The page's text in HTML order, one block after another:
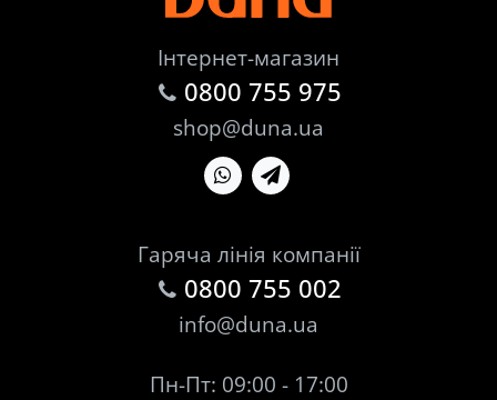
Інтернет-магазин
0800 755 975
shop@duna.ua
Гаряча лінія компанії
0800 755 002
info@duna.ua
Пн-Пт: 09:00 - 17:00